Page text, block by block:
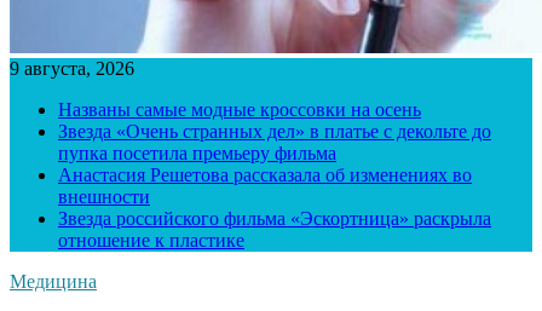
9 августа, 2026
Названы самые модные кроссовки на осень
Звезда «Очень странных дел» в платье с декольте до
пупка посетила премьеру фильма
Анастасия Решетова рассказала об изменениях во
внешности
Звезда российского фильма «Эскортница» раскрыла
отношение к пластике
Медицина